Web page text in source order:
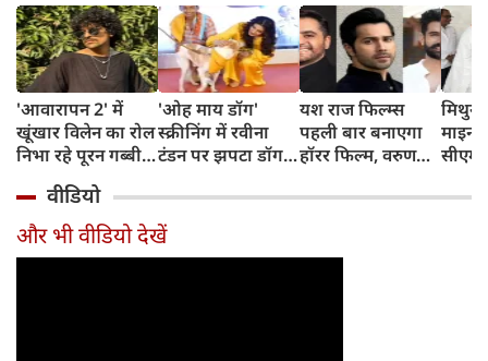
'आवारापन 2' में
खूंखार विलेन का रोल
निभा रहे पूरन गब्बी
संग है खास रिश्ता
'ओह माय डॉग'
स्क्रीनिंग में रवीना
टंडन पर झपटा डॉग,
ने ऐसे दिखाई
दरियादिली
यश राज फिल्म्स
पहली बार बनाएगा
हॉरर फिल्म, वरुण
रोल
मिथुन
सीएम
पहुंचे
वीडियो
और भी वीडियो देखें